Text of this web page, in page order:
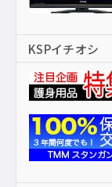
KSPイチオシ